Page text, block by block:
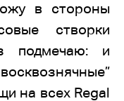
в стороны
створки
подмечаю: и
на всех Regal